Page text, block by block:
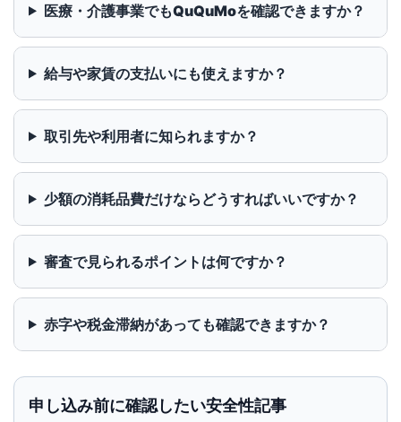
医療・介護事業でもQuQuMoを確認できますか？
給与や家賃の支払いにも使えますか？
取引先や利用者に知られますか？
少額の消耗品費だけならどうすればいいですか？
審査で見られるポイントは何ですか？
赤字や税金滞納があっても確認できますか？
申し込み前に確認したい安全性記事